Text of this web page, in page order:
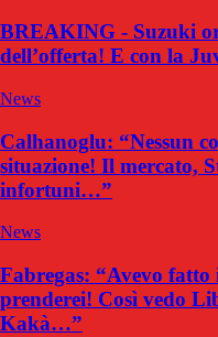
BREAKING - Suzuki
dell’offerta! E con la
News
Calhanoglu: “Nessun
situazione! Il mercato,
infortuni…”
News
Fabregas: “Avevo fatto
prenderei! Così vedo
Kakà…”